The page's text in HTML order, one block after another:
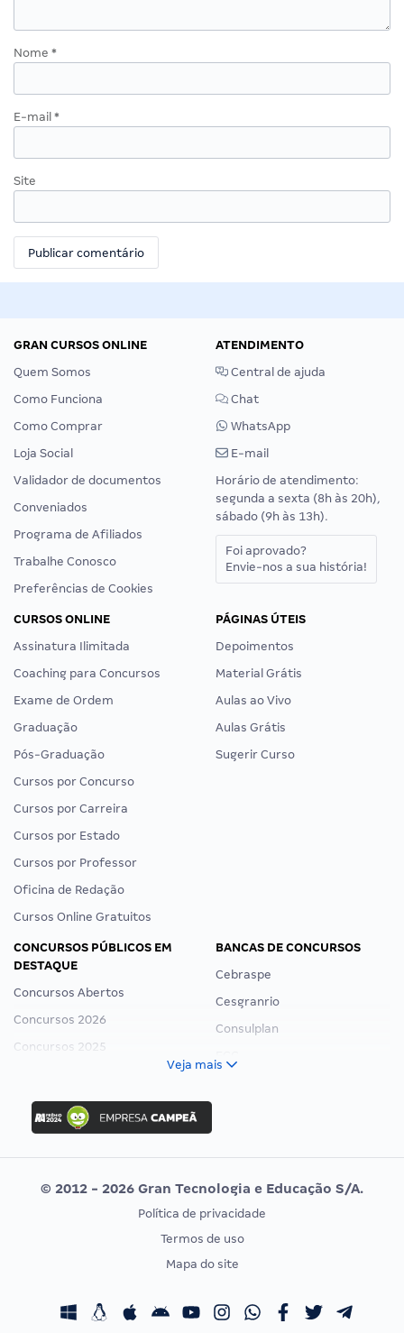
Nome *
E-mail *
Site
GRAN CURSOS ONLINE
Quem Somos
Como Funciona
Como Comprar
Loja Social
Validador de documentos
Conveniados
Programa de Afiliados
Trabalhe Conosco
Preferências de Cookies
ATENDIMENTO
Central de ajuda
Chat
WhatsApp
E-mail
Horário de atendimento:
segunda a sexta (8h às 20h),
sábado (9h às 13h).
Foi aprovado?
Envie-nos a sua história!
CURSOS ONLINE
Assinatura Ilimitada
Coaching para Concursos
Exame de Ordem
Graduação
Pós-Graduação
Cursos por Concurso
Cursos por Carreira
Cursos por Estado
Cursos por Professor
Oficina de Redação
Cursos Online Gratuitos
PÁGINAS ÚTEIS
Depoimentos
Material Grátis
Aulas ao Vivo
Aulas Grátis
Sugerir Curso
CONCURSOS PÚBLICOS EM
DESTAQUE
Concursos Abertos
Concursos 2026
Concursos 2025
Concurso Ibama
Concurso MPU
Editais publicados
BANCAS DE CONCURSOS
Cebraspe
Cesgranrio
Consulplan
Vunesp
CONCURSOS POR PROFISSÃO
Concursos Fiscais
EXAME DE ORDEM
Calendário OAB
Veja mais
© 2012 - 2026 Gran Tecnologia e Educação S/A.
Política de privacidade
Termos de uso
Mapa do site